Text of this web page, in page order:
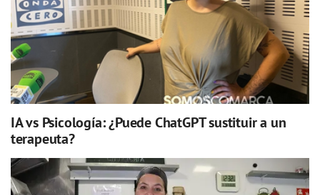
IA vs Psicología: ¿Puede ChatGPT sustituir a un
terapeuta?